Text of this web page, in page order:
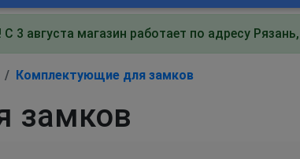
С 3 августа магазин работает по адресу
Комплектующие для замков
замков